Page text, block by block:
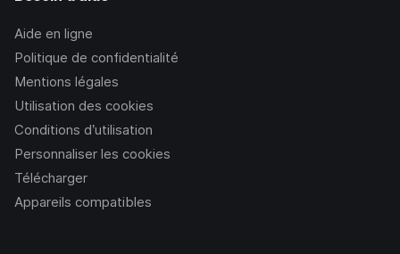
Aide en ligne
Politique de confidentialité
Mentions légales
Utilisation des cookies
Conditions d’utilisation
Personnaliser les cookies
Télécharger
Appareils compatibles